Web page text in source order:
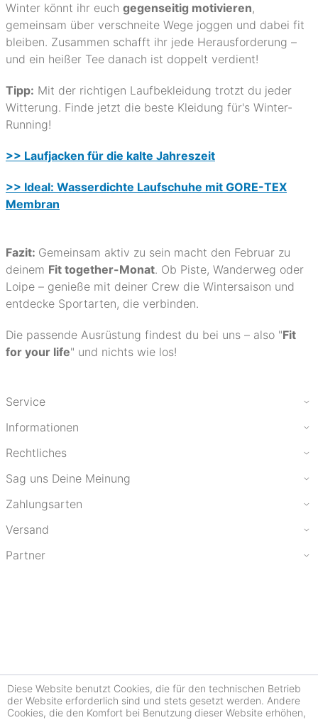
Winter könnt ihr euch gegenseitig motivieren,
gemeinsam über verschneite Wege joggen und dabei fit
bleiben. Zusammen schafft ihr jede Herausforderung –
und ein heißer Tee danach ist doppelt verdient!
Tipp: Mit der richtigen Laufbekleidung trotzt du jeder
Witterung. Finde jetzt die beste Kleidung für's Winter-
Running!
>> Laufjacken für die kalte Jahreszeit
>> Ideal: Wasserdichte Laufschuhe mit GORE-TEX
Membran
Fazit: Gemeinsam aktiv zu sein macht den Februar zu
deinem Fit together-Monat. Ob Piste, Wanderweg oder
Loipe – genieße mit deiner Crew die Wintersaison und
entdecke Sportarten, die verbinden.
Die passende Ausrüstung findest du bei uns – also "Fit
for your life" und nichts wie los!
Service
Informationen
Rechtliches
Sag uns Deine Meinung
Zahlungsarten
Versand
Partner
Diese Website benutzt Cookies, die für den technischen Betrieb
der Website erforderlich sind und stets gesetzt werden. Andere
Cookies, die den Komfort bei Benutzung dieser Website erhöhen,